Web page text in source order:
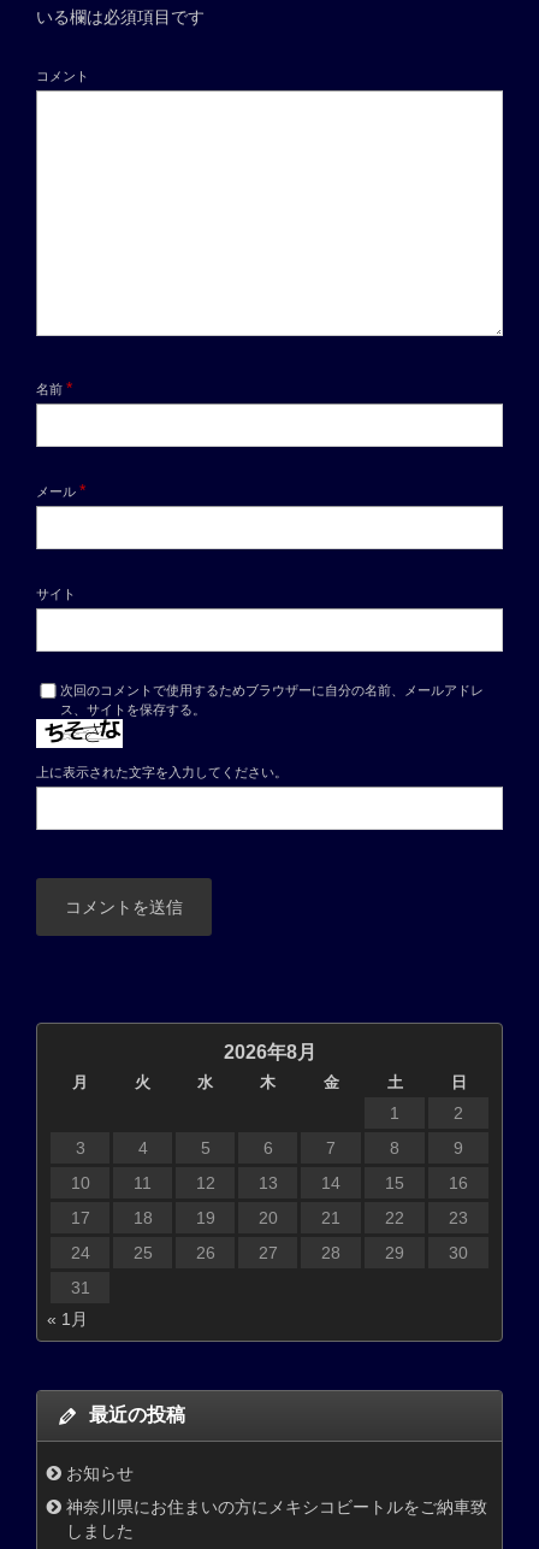
いる欄は必須項目です
コメント
名前 *
メール *
サイト
次回のコメントで使用するためブラウザーに自分の名前、メールアドレ
ス、サイトを保存する。
上に表示された文字を入力してください。
2026年8月
月 火 水 木 金 土 日
1
2
3
4 5 6 7 8
9
10
11 12 13 14 15
16
17
18 19 20 21 22
23
24
25 26 27 28 29
30
31
« 1月
最近の投稿
お知らせ
神奈川県にお住まいの方にメキシコビートルをご納車致
しました